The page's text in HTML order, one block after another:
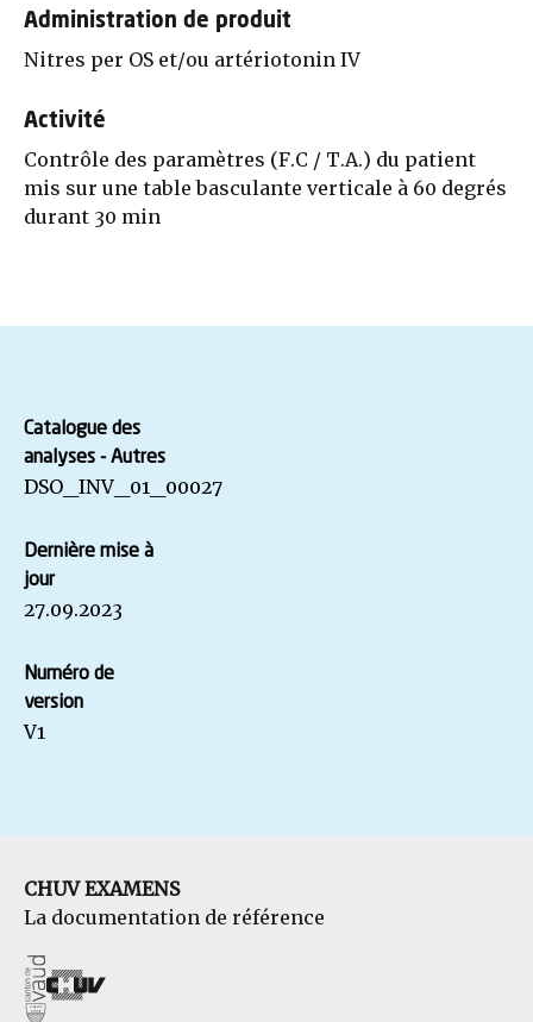
Administration de produit
Nitres per OS et/ou artériotonin IV
Activité
Contrôle des paramètres (F.C / T.A.) du patient
mis sur une table basculante verticale à 60 degrés
durant 30 min
Catalogue des
analyses - Autres
DSO_INV_01_00027
Dernière mise à
jour
27.09.2023
Numéro de
version
V1
CHUV EXAMENS
La documentation de référence